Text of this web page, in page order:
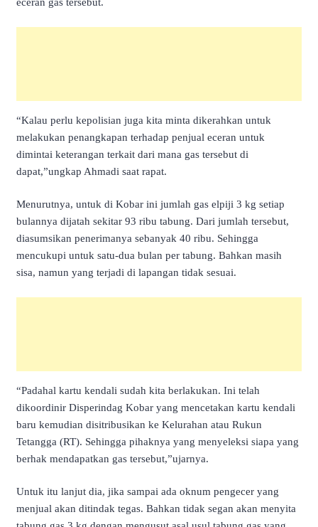
eceran gas tersebut.
“Kalau perlu kepolisian juga kita minta dikerahkan untuk
melakukan penangkapan terhadap penjual eceran untuk
dimintai keterangan terkait dari mana gas tersebut di
dapat,”ungkap Ahmadi saat rapat.
Menurutnya, untuk di Kobar ini jumlah gas elpiji 3 kg setiap
bulannya dijatah sekitar 93 ribu tabung. Dari jumlah tersebut,
diasumsikan penerimanya sebanyak 40 ribu. Sehingga
mencukupi untuk satu-dua bulan per tabung. Bahkan masih
sisa, namun yang terjadi di lapangan tidak sesuai.
“Padahal kartu kendali sudah kita berlakukan. Ini telah
dikoordinir Disperindag Kobar yang mencetakan kartu kendali
baru kemudian disitribusikan ke Kelurahan atau Rukun
Tetangga (RT). Sehingga pihaknya yang menyeleksi siapa yang
berhak mendapatkan gas tersebut,”ujarnya.
Untuk itu lanjut dia, jika sampai ada oknum pengecer yang
menjual akan ditindak tegas. Bahkan tidak segan akan menyita